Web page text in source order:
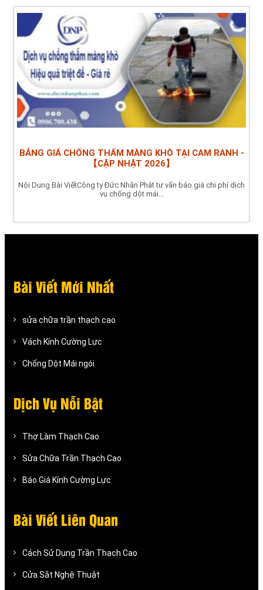
BẢNG GIÁ CHỐNG THẤM MÀNG KHÒ TẠI CAM RANH -
【CẬP NHẬT 2026】
Nội Dung Bài ViếtCông ty Đức Nhân Phát tư vấn báo giá chi phí dịch
vụ chống dột mái...
Bài Viết Mới Nhất
sửa chữa trần thạch cao
Vách Kính Cường Lực
Chống Dột Mái ngói
Dịch Vụ Nỗi Bật
Thợ Làm Thạch Cao
Sửa Chữa Trần Thạch Cao
Báo Giá Kính Cường Lực
Bài Viết Liên Quan
Cách Sử Dụng Trần Thạch Cao
Cửa Sắt Nghệ Thuật